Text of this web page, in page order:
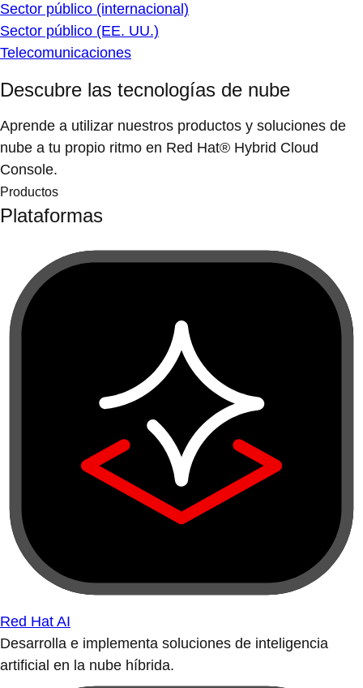
Sector público (internacional)
Sector público (EE. UU.)
Telecomunicaciones
Descubre las tecnologías de nube
Aprende a utilizar nuestros productos y soluciones de
nube a tu propio ritmo en Red Hat® Hybrid Cloud
Console.
Productos
Plataformas
Red Hat AI
Desarrolla e implementa soluciones de inteligencia
artificial en la nube híbrida.